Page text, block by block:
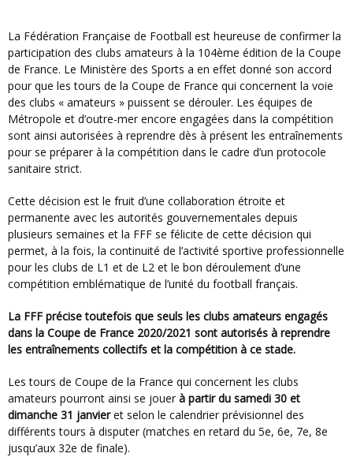
La Fédération Française de Football est heureuse de confirmer la
participation des clubs amateurs à la 104ème édition de la Coupe
de France. Le Ministère des Sports a en effet donné son accord
pour que les tours de la Coupe de France qui concernent la voie
des clubs « amateurs » puissent se dérouler. Les équipes de
Métropole et d’outre-mer encore engagées dans la compétition
sont ainsi autorisées à reprendre dès à présent les entraînements
pour se préparer à la compétition dans le cadre d’un protocole
sanitaire strict.
Cette décision est le fruit d’une collaboration étroite et
permanente avec les autorités gouvernementales depuis
plusieurs semaines et la FFF se félicite de cette décision qui
permet, à la fois, la continuité de l’activité sportive professionnelle
pour les clubs de L1 et de L2 et le bon déroulement d’une
compétition emblématique de l’unité du football français.
La FFF précise toutefois que seuls les clubs amateurs engagés
dans la Coupe de France 2020/2021 sont autorisés à reprendre
les entraînements collectifs et la compétition à ce stade.
Les tours de Coupe de la France qui concernent les clubs
amateurs pourront ainsi se jouer à partir du samedi 30 et
dimanche 31 janvieret selon le calendrier prévisionnel des
différents tours à disputer (matches en retard du 5e, 6e, 7e, 8e
jusqu’aux 32e de finale).